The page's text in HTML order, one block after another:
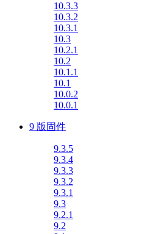
10.3.3
10.3.2
10.3.1
10.3
10.2.1
10.2
10.1.1
10.1
10.0.2
10.0.1
9 版固件
9.3.5
9.3.4
9.3.3
9.3.2
9.3.1
9.3
9.2.1
9.2